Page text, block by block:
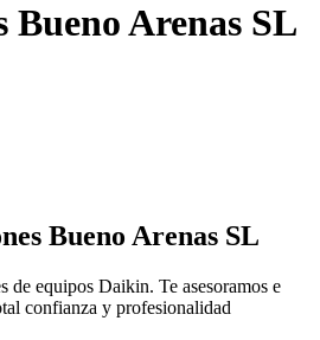
Bueno Arenas SL
Bueno Arenas SL
de equipos Daikin. Te asesoramos e
confianza y profesionalidad